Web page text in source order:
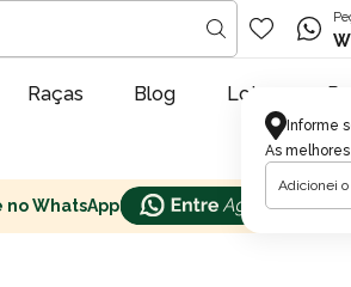
Informe
As
Raças Blog Lojas
WhatsApp